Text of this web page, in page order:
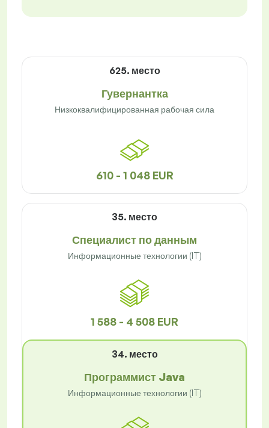
625. место
Гувернантка
Низкоквалифицированная рабочая сила
610 - 1 048 EUR
35. место
Специалист по данным
Информационные технологии (IT)
1 588 - 4 508 EUR
34. место
Программист Java
Информационные технологии (IT)